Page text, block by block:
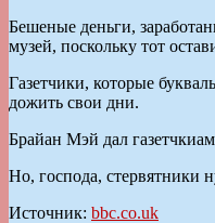
Бешеные деньги,
музей, поскольку тот
Газетчики, которые
дожить свои дни.
Брайан Мэй дал
Но, господа, стервятники
Источник: bbc.co.uk